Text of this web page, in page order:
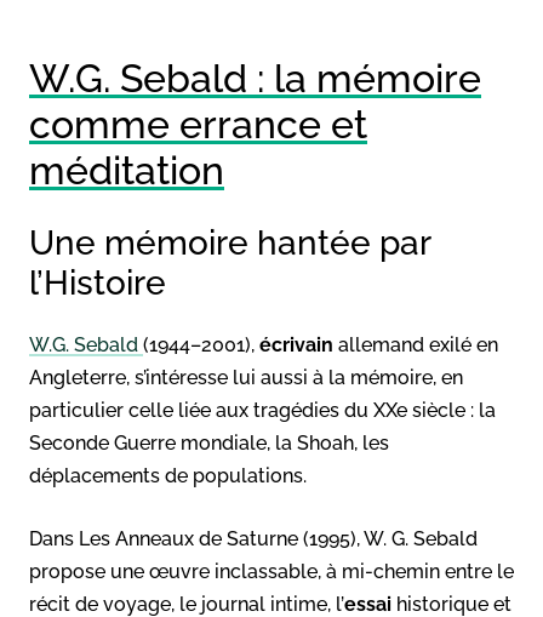
W.G. Sebald : la mémoire
comme errance et
méditation
Une mémoire hantée par
l’Histoire
W.G. Sebald (1944–2001), écrivain allemand exilé en
Angleterre, s’intéresse lui aussi à la mémoire, en
particulier celle liée aux tragédies du XXe siècle : la
Seconde Guerre mondiale, la Shoah, les
déplacements de populations.
Dans Les Anneaux de Saturne (1995), W. G. Sebald
propose une œuvre inclassable, à mi-chemin entre le
récit de voyage, le journal intime, l’essai historique et